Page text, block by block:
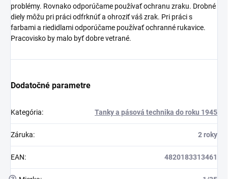
problémy. Rovnako odporúčame používať ochranu zraku. Drobné
diely môžu pri práci odfrknúť a ohroziť váš zrak. Pri práci s
farbami a riedidlami odporúčame používať ochranné rukavice.
Pracovisko by malo byť dobre vetrané.
Dodatočné parametre
Kategória: Tanky a pásová technika do roku 1945
Záruka: 2 roky
EAN: 4820183313461